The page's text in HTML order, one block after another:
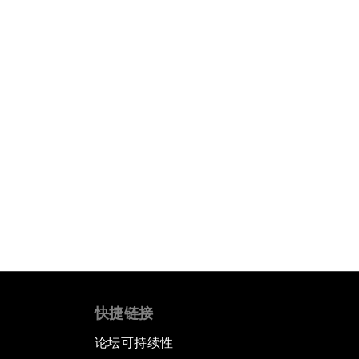
快捷链接
论坛可持续性